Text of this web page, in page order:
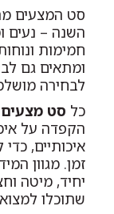
סט המצעים
השנה – נעים
חמימות
ומתאים גם
לבחירה
כל סט
הקפדה על
איכותיים,
זמן. מגוון
יחיד, מיטה
שתוכלו